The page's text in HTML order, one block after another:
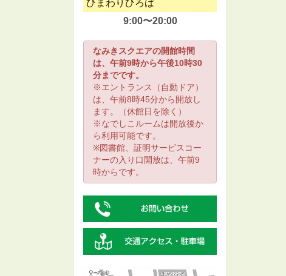
ひまわりひろば
9:00〜20:00
なみきスクエアの開館時間
は、午前9時から午後10時30
分までです。
※エントランス（自動ドア）
は、午前8時45分から開放し
ます。（休館日を除く）
※なでしこルームは開放後か
ら利用可能です。
※図書館、証明サービスコー
ナーの入り口開放は、午前9
時からです。